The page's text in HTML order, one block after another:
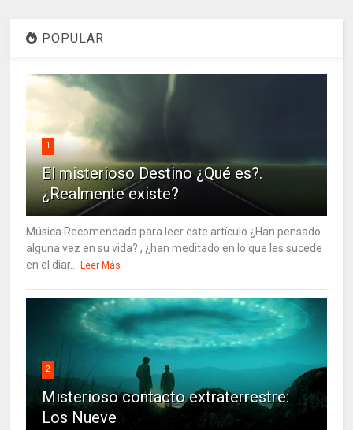
POPULAR
1
El misterioso Destino ¿Qué es?.
¿Realmente existe?
Música Recomendada para leer este artículo ¿Han pensado
alguna vez en su vida? , ¿han meditado en lo que les sucede
en el diar...
Leer Más
2
Misterioso contacto extraterrestre:
Los Nueve